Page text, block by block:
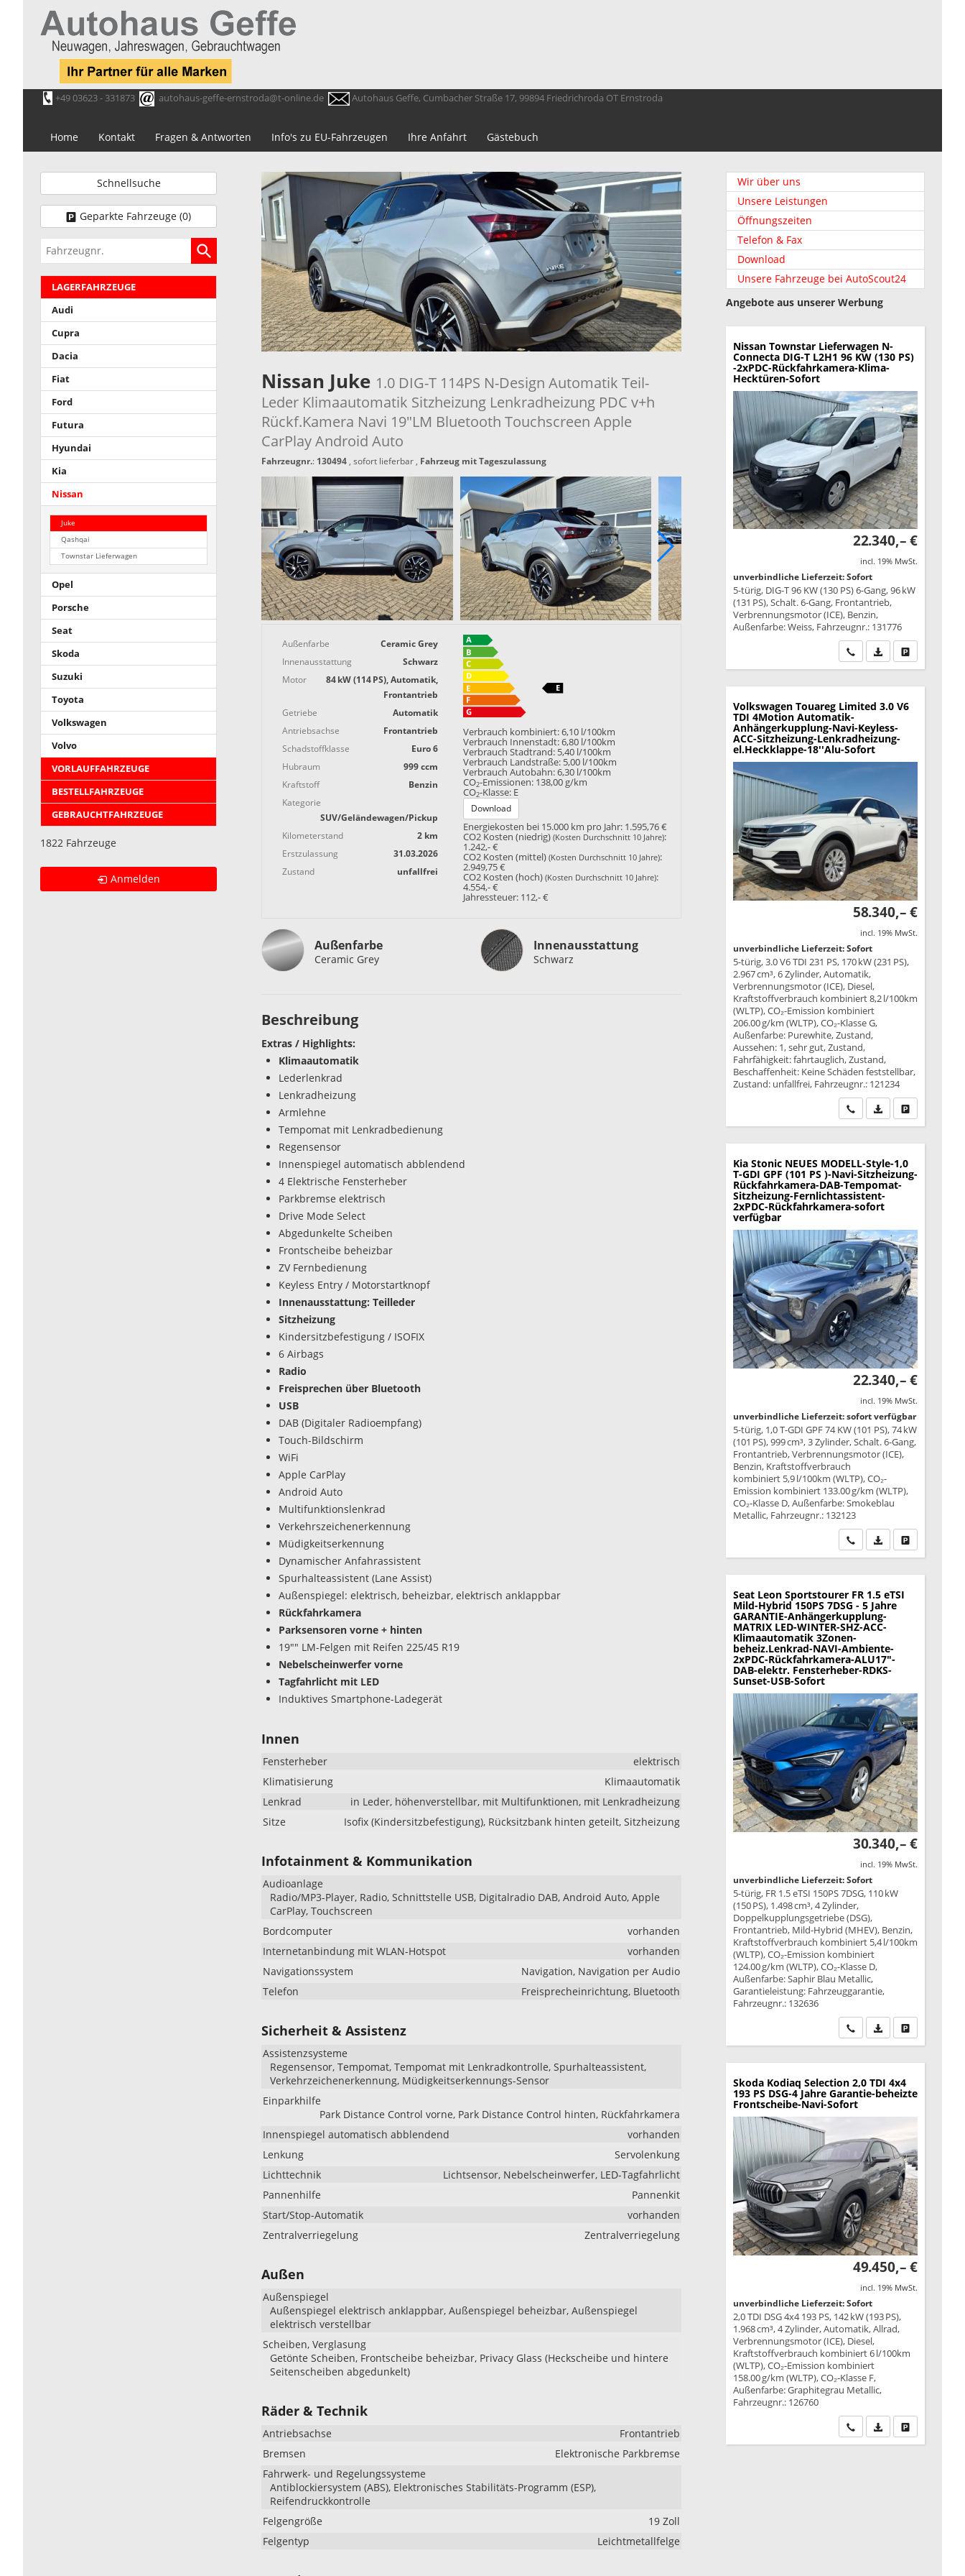
+49 03623 - 331873 autohaus-geffe-ernstroda@t-online.de Autohaus Geffe, Cumbacher Straße 17, 99894 Friedrichroda OT Ernstroda
Home Kontakt Fragen & Antworten Info's zu EU-Fahrzeugen Ihre Anfahrt Gästebuch
Nissan Juke 1.0 DIG-T 114PS N-Design Automatik Teil-
Leder Klimaautomatik Sitzheizung Lenkradheizung PDC v+h
Rückf.Kamera Navi 19"LM Bluetooth Touchscreen Apple
CarPlay Android Auto
Fahrzeugnr.: 130494, sofort lieferbar, Fahrzeug mit Tageszulassung
Außenfarbe
Ceramic Grey
Innenausstattung
Schwarz
Motor
84 kW (114 PS), Automatik,
Frontantrieb
Getriebe
Automatik
Antriebsachse
Frontantrieb
Schadstoffklasse
Euro 6
Hubraum
999 ccm
Kraftstoff
Benzin
Kategorie
SUV/Geländewagen/Pickup
Kilometerstand
2 km
Erstzulassung
31.03.2026
Zustand
unfallfrei
Verbrauch kombiniert: 6,10 l/100km
Verbrauch Innenstadt: 6,80 l/100km
Verbrauch Stadtrand: 5,40 l/100km
Verbrauch Landstraße: 5,00 l/100km
Verbrauch Autobahn: 6,30 l/100km
CO2-Emissionen: 138,00 g/km
CO2-Klasse: E
Download
Energiekosten bei 15.000 km pro Jahr: 1.595,76 €
CO2 Kosten (niedrig)(Kosten Durchschnitt 10 Jahre):
1.242,- €
CO2 Kosten (mittel)(Kosten Durchschnitt 10 Jahre):
2.949,75 €
CO2 Kosten (hoch)(Kosten Durchschnitt 10 Jahre):
4.554,- €
Jahressteuer: 112,- €
Außenfarbe
Ceramic Grey
Innenausstattung
Innenausstattung
Schwarz
Beschreibung
Extras / Highlights:
Klimaautomatik
Lederlenkrad
Lenkradheizung
Armlehne
Tempomat mit Lenkradbedienung
Regensensor
Innenspiegel automatisch abblendend
4 Elektrische Fensterheber
Parkbremse elektrisch
Drive Mode Select
Abgedunkelte Scheiben
Frontscheibe beheizbar
ZV Fernbedienung
Keyless Entry / Motorstartknopf
Innenausstattung: Teilleder
Sitzheizung
Kindersitzbefestigung / ISOFIX
6 Airbags
Radio
Freisprechen über Bluetooth
USB
DAB (Digitaler Radioempfang)
Touch-Bildschirm
WiFi
Apple CarPlay
Android Auto
Multifunktionslenkrad
Verkehrszeichenerkennung
Müdigkeitserkennung
Dynamischer Anfahrassistent
Spurhalteassistent (Lane Assist)
Außenspiegel: elektrisch, beheizbar, elektrisch anklappbar
Rückfahrkamera
Parksensoren vorne + hinten
19"" LM-Felgen mit Reifen 225/45 R19
Nebelscheinwerfer vorne
Tagfahrlicht mit LED
Induktives Smartphone-Ladegerät
Innen
Fensterheber
elektrisch
Klimatisierung
Klimaautomatik
Lenkrad
in Leder, höhenverstellbar, mit Multifunktionen, mit Lenkradheizung
Sitze
Isofix (Kindersitzbefestigung), Rücksitzbank hinten geteilt, Sitzheizung
Infotainment & Kommunikation
Audioanlage
Radio/MP3-Player, Radio, Schnittstelle USB, Digitalradio DAB, Android Auto, Apple
CarPlay, Touchscreen
Bordcomputer
vorhanden
Internetanbindung mit WLAN-Hotspot
vorhanden
Navigationssystem
Navigation, Navigation per Audio
Telefon
Freisprecheinrichtung, Bluetooth
Sicherheit & Assistenz
Assistenzsysteme
Regensensor, Tempomat, Tempomat mit Lenkradkontrolle, Spurhalteassistent,
Verkehrzeichenerkennung, Müdigkeitserkennungs-Sensor
Einparkhilfe
Park Distance Control vorne, Park Distance Control hinten, Rückfahrkamera
Innenspiegel automatisch abblendend
vorhanden
Lenkung
Servolenkung
Lichttechnik
Lichtsensor, Nebelscheinwerfer, LED-Tagfahrlicht
Pannenhilfe
Pannenkit
Start/Stop-Automatik
vorhanden
Zentralverriegelung
Zentralverriegelung
Außen
Außenspiegel
Außenspiegel elektrisch anklappbar, Außenspiegel beheizbar, Außenspiegel
elektrisch verstellbar
Scheiben, Verglasung
Getönte Scheiben, Frontscheibe beheizbar, Privacy Glass (Heckscheibe und hintere
Seitenscheiben abgedunkelt)
Räder & Technik
Antriebsachse
Frontantrieb
Bremsen
Elektronische Parkbremse
Fahrwerk- und Regelungssysteme
Antiblockiersystem (ABS), Elektronisches Stabilitäts-Programm (ESP),
Reifendruckkontrolle
Felgengröße
19 Zoll
Felgentyp
Leichtmetallfelge
Schnellsuche
Geparkte Fahrzeuge (0)
Fahrzeugnr.
LAGERFAHRZEUGE
Audi
Cupra
Dacia
Fiat
Ford
Futura
Hyundai
Kia
Nissan
Juke
Qashqai
Townstar Lieferwagen
Opel
Porsche
Seat
Skoda
Suzuki
Toyota
Volkswagen
Volvo
VORLAUFFAHRZEUGE
BESTELLFAHRZEUGE
GEBRAUCHTFAHRZEUGE
1822 Fahrzeuge
Anmelden
Wir über uns
Unsere Leistungen
Öffnungszeiten
Telefon & Fax
Download
Unsere Fahrzeuge bei AutoScout24
Angebote aus unserer Werbung
Nissan Townstar Lieferwagen N-
Connecta DIG-T L2H1 96 KW (130 PS)
-2xPDC-Rückfahrkamera-Klima-
Hecktüren-Sofort
22.340,– €
incl. 19% MwSt.
unverbindliche Lieferzeit: Sofort
5-türig, DIG-T 96 KW (130 PS) 6-Gang, 96 kW
(131 PS), Schalt. 6-Gang, Frontantrieb,
Verbrennungsmotor (ICE), Benzin,
Außenfarbe: Weiss, Fahrzeugnr.: 131776
Wir rufen Sie an
PDF-Datei,Drucken,
Volkswagen Touareg Limited 3.0 V6
TDI 4Motion Automatik-
Anhängerkupplung-Navi-Keyless-
ACC-Sitzheizung-Lenkradheizung-
el.Heckklappe-18''Alu-Sofort
58.340,– €
incl. 19% MwSt.
unverbindliche Lieferzeit: Sofort
5-türig, 3.0 V6 TDI 231 PS, 170 kW (231 PS),
2.967 cm³, 6 Zylinder, Automatik,
Verbrennungsmotor (ICE), Diesel,
Kraftstoffverbrauch kombiniert 8,2 l/100km
(WLTP), CO₂-Emission kombiniert
206.00 g/km (WLTP), CO₂-Klasse G,
Außenfarbe: Purewhite, Zustand,
Aussehen: 1, sehr gut, Zustand,
Fahrfähigkeit: fahrtauglich, Zustand,
Beschaffenheit: Keine Schäden feststellbar,
Zustand: unfallfrei, Fahrzeugnr.: 121234
Wir rufen Sie an
PDF-Datei,Drucken,
Kia Stonic NEUES MODELL-Style-1,0
T-GDI GPF (101 PS )-Navi-Sitzheizung-
Rückfahrkamera-DAB-Tempomat-
Sitzheizung-Fernlichtassistent-
2xPDC-Rückfahrkamera-sofort
verfügbar
22.340,– €
incl. 19% MwSt.
unverbindliche Lieferzeit: sofort verfügbar
5-türig, 1,0 T-GDI GPF 74 KW (101 PS), 74 kW
(101 PS), 999 cm³, 3 Zylinder, Schalt. 6-Gang,
Frontantrieb, Verbrennungsmotor (ICE),
Benzin, Kraftstoffverbrauch
kombiniert 5,9 l/100km (WLTP), CO₂-
Emission kombiniert 133.00 g/km (WLTP),
CO₂-Klasse D, Außenfarbe: Smokeblau
Metallic, Fahrzeugnr.: 132123
Wir rufen Sie an
PDF-Datei,Drucken,
Seat Leon Sportstourer FR 1.5 eTSI
Mild-Hybrid 150PS 7DSG - 5 Jahre
GARANTIE-Anhängerkupplung-
MATRIX LED-WINTER-SHZ-ACC-
Klimaautomatik 3Zonen-
beheiz.Lenkrad-NAVI-Ambiente-
2xPDC-Rückfahrkamera-ALU17"-
DAB-elektr. Fensterheber-RDKS-
Sunset-USB-Sofort
30.340,– €
incl. 19% MwSt.
unverbindliche Lieferzeit: Sofort
5-türig, FR 1.5 eTSI 150PS 7DSG, 110 kW
(150 PS), 1.498 cm³, 4 Zylinder,
Doppelkupplungsgetriebe (DSG),
Frontantrieb, Mild-Hybrid (MHEV), Benzin,
Kraftstoffverbrauch kombiniert 5,4 l/100km
(WLTP), CO₂-Emission kombiniert
124.00 g/km (WLTP), CO₂-Klasse D,
Außenfarbe: Saphir Blau Metallic,
Garantieleistung: Fahrzeuggarantie,
Fahrzeugnr.: 132636
Wir rufen Sie an
PDF-Datei,Drucken,
Skoda Kodiaq Selection 2,0 TDI 4x4
193 PS DSG-4 Jahre Garantie-beheizte
Frontscheibe-Navi-Sofort
49.450,– €
incl. 19% MwSt.
unverbindliche Lieferzeit: Sofort
2,0 TDI DSG 4x4 193 PS, 142 kW (193 PS),
1.968 cm³, 4 Zylinder, Automatik, Allrad,
Verbrennungsmotor (ICE), Diesel,
Kraftstoffverbrauch kombiniert 6 l/100km
(WLTP), CO₂-Emission kombiniert
158.00 g/km (WLTP), CO₂-Klasse F,
Außenfarbe: Graphitegrau Metallic,
Fahrzeugnr.: 126760
Wir rufen Sie an
PDF-Datei,Drucken,